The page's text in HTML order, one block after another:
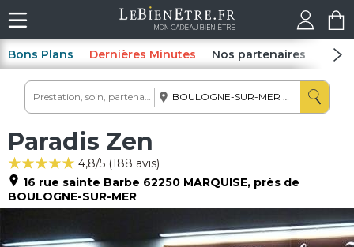
Bons Plans Dernières Minutes Nos partenaires Spas
Paradis Zen
4,8/5 (188 avis)
16 rue sainte Barbe 62250 MARQUISE, près de
BOULOGNE-SUR-MER